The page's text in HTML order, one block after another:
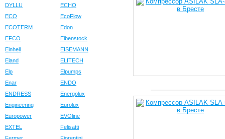
DYLLU
ECHO
ECO
EcoFlow
ECOTERM
Edon
EFCO
Eibenstock
Einhell
EISEMANN
Eland
ELITECH
Elp
Elpumps
Enar
ENDO
ENDRESS
Energolux
Engineering
Eurolux
Europower
EVOline
EXTEL
Felisatti